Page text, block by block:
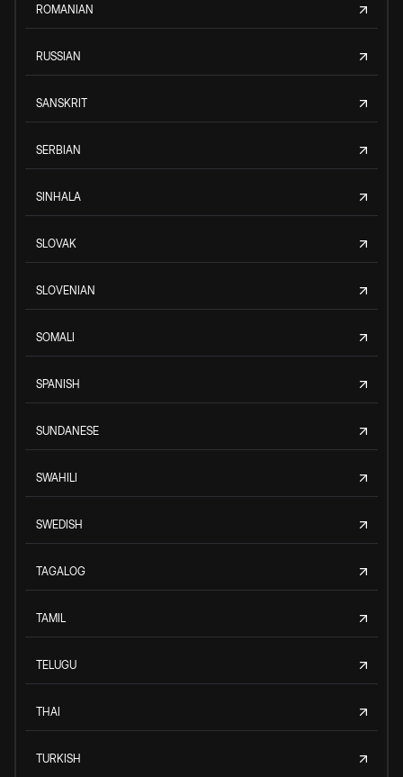
ROMANIAN
RUSSIAN
SANSKRIT
SERBIAN
SINHALA
SLOVAK
SLOVENIAN
SOMALI
SPANISH
SUNDANESE
SWAHILI
SWEDISH
TAGALOG
TAMIL
TELUGU
THAI
TURKISH